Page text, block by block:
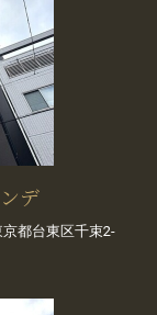
デ
都台東区千束2-